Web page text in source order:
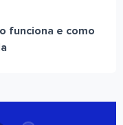
funciona e como